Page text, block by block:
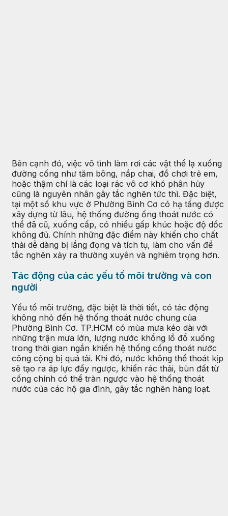
Bên cạnh đó, việc vô tình làm rơi các vật thể lạ xuống
đường cống như tăm bông, nắp chai, đồ chơi trẻ em,
hoặc thậm chí là các loại rác vô cơ khó phân hủy
cũng là nguyên nhân gây tắc nghẽn tức thì. Đặc biệt,
tại một số khu vực ở Phường Bình Cơ có hạ tầng được
xây dựng từ lâu, hệ thống đường ống thoát nước có
thể đã cũ, xuống cấp, có nhiều gấp khúc hoặc độ dốc
không đủ. Chính những đặc điểm này khiến cho chất
thải dễ dàng bị lắng đọng và tích tụ, làm cho vấn đề
tắc nghẽn xảy ra thường xuyên và nghiêm trọng hơn.
Tác động của các yếu tố môi trường và con
người
Yếu tố môi trường, đặc biệt là thời tiết, có tác động
không nhỏ đến hệ thống thoát nước chung của
Phường Bình Cơ. TP.HCM có mùa mưa kéo dài với
những trận mưa lớn, lượng nước khổng lồ đổ xuống
trong thời gian ngắn khiến hệ thống cống thoát nước
công cộng bị quá tải. Khi đó, nước không thể thoát kịp
sẽ tạo ra áp lực đẩy ngược, khiến rác thải, bùn đất từ
cống chính có thể tràn ngược vào hệ thống thoát
nước của các hộ gia đình, gây tắc nghẽn hàng loạt.